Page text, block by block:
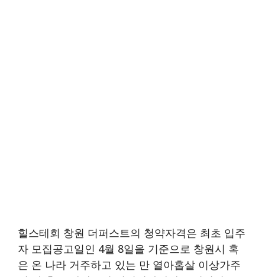
힐스테회 창원 더퍼스트의 청약자격은 최초 입주
자 모집공고일인 4월 8일을 기준으로 창원시 혹
은 온 나라 거주하고 있는 만 열아홉살 이상가주